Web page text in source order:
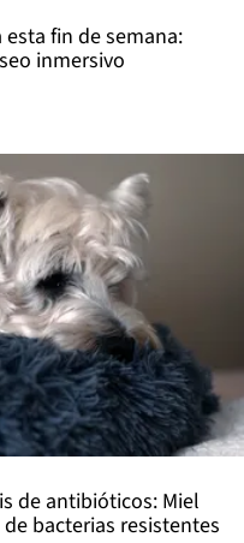
fin de semana:
inmersivo
de antibióticos: Miel
bacterias resistentes